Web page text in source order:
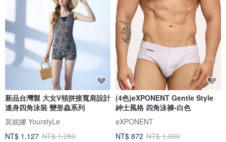
新品台灣製 大女V領拼接寬肩設計
連身四角泳裝 變形蟲系列
莫妮娜 YourstyLe
NT$ 1,127 NT$ 1,280
(4色)eXPONENT Gentle Style
紳士風格 四角泳褲-白色
eXPONENT
NT$ 872 NT$ 1,090